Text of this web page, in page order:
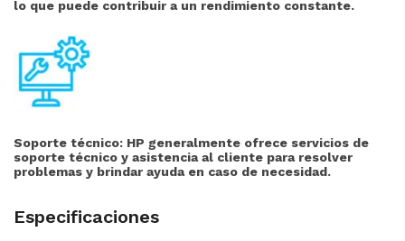
lo que puede contribuir a un rendimiento constante.
Soporte técnico: HP generalmente ofrece servicios de
soporte técnico y asistencia al cliente para resolver
problemas y brindar ayuda en caso de necesidad.
Especificaciones